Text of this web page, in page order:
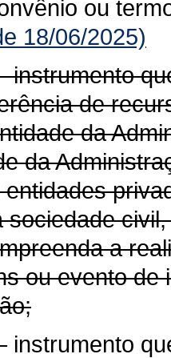
ou
18/06/2025)
instrumento
de
da
da
sociedade
a
ou evento
instrumento